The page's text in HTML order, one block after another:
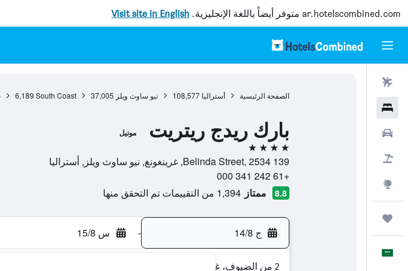
ar.hotelscombined.com متوفر أيضاً باللغة الإنجليزية. Visit site in English
الصفحة الرئيسية أستراليا 108,577 نيو ساوث ويلز 37,005
South Coast
6,189
بارك ريدج ريتريت موتيل
4 نجوم
139 Belinda Street, 2534, غرينغونغ, نيو ساوث ويلز, أستراليا
+61 242 341 000
8.8 ممتاز 1,394 من التقييمات تم التحقق منها
ج 14/8 - س 15/8
2 من الضيوف، غرفة واحدة